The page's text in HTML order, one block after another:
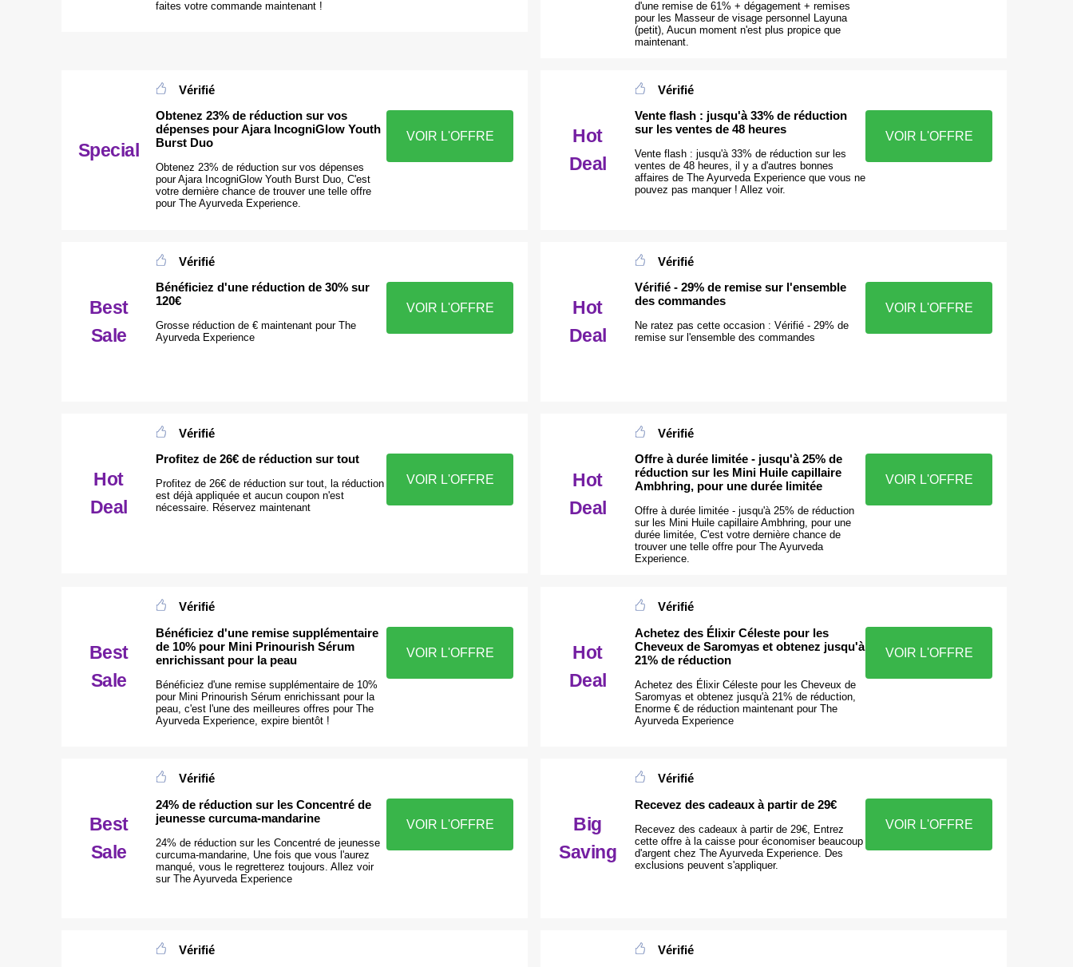
faites votre commande maintenant !
d'une remise de 61% + dégagement + remises
pour les Masseur de visage personnel Layuna
(petit), Aucun moment n'est plus propice que
maintenant.
Special
Vérifié
Obtenez 23% de réduction sur vos
dépenses pour Ajara IncogniGlow Youth
Burst Duo
Obtenez 23% de réduction sur vos dépenses
pour Ajara IncogniGlow Youth Burst Duo, C'est
votre dernière chance de trouver une telle offre
pour The Ayurveda Experience.
VOIR L'OFFRE
Hot
Deal
Vérifié
Vente flash : jusqu'à 33% de réduction
sur les ventes de 48 heures
Vente flash : jusqu'à 33% de réduction sur les
ventes de 48 heures, il y a d'autres bonnes
affaires de The Ayurveda Experience que vous ne
pouvez pas manquer ! Allez voir.
VOIR L'OFFRE
Best
Sale
Vérifié
Bénéficiez d'une réduction de 30% sur
120€
Grosse réduction de € maintenant pour The
Ayurveda Experience
VOIR L'OFFRE
Hot
Deal
Vérifié
Vérifié - 29% de remise sur l'ensemble
des commandes
Ne ratez pas cette occasion : Vérifié - 29% de
remise sur l'ensemble des commandes
VOIR L'OFFRE
Hot
Deal
Vérifié
Profitez de 26€ de réduction sur tout
Profitez de 26€ de réduction sur tout, la réduction
est déjà appliquée et aucun coupon n'est
nécessaire. Réservez maintenant
VOIR L'OFFRE
Hot
Deal
Vérifié
Offre à durée limitée - jusqu'à 25% de
réduction sur les Mini Huile capillaire
Ambhring, pour une durée limitée
Offre à durée limitée - jusqu'à 25% de réduction
sur les Mini Huile capillaire Ambhring, pour une
durée limitée, C'est votre dernière chance de
trouver une telle offre pour The Ayurveda
Experience.
VOIR L'OFFRE
Best
Sale
Vérifié
Bénéficiez d'une remise supplémentaire
de 10% pour Mini Prinourish Sérum
enrichissant pour la peau
Bénéficiez d'une remise supplémentaire de 10%
pour Mini Prinourish Sérum enrichissant pour la
peau, c'est l'une des meilleures offres pour The
Ayurveda Experience, expire bientôt !
VOIR L'OFFRE
Hot
Deal
Vérifié
Achetez des Élixir Céleste pour les
Cheveux de Saromyas et obtenez jusqu'à
21% de réduction
Achetez des Élixir Céleste pour les Cheveux de
Saromyas et obtenez jusqu'à 21% de réduction,
Enorme € de réduction maintenant pour The
Ayurveda Experience
VOIR L'OFFRE
Best
Sale
Vérifié
24% de réduction sur les Concentré de
jeunesse curcuma-mandarine
24% de réduction sur les Concentré de jeunesse
curcuma-mandarine, Une fois que vous l'aurez
manqué, vous le regretterez toujours. Allez voir
sur The Ayurveda Experience
VOIR L'OFFRE
Big
Saving
Vérifié
Recevez des cadeaux à partir de 29€
Recevez des cadeaux à partir de 29€, Entrez
cette offre à la caisse pour économiser beaucoup
d'argent chez The Ayurveda Experience. Des
exclusions peuvent s'appliquer.
VOIR L'OFFRE
Vérifié
Vérifié